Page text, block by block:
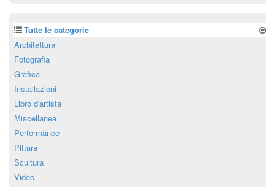
Tutte le categorie
Architettura
Fotografia
Grafica
Installazioni
Libro d'artista
Miscellanea
Performance
Pittura
Scultura
Video